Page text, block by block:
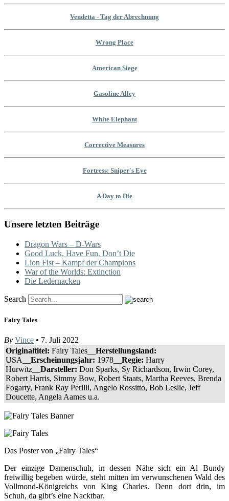
Vendetta - Tag der Abrechnung
Wrong Place
American Siege
Gasoline Alley
White Elephant
Corrective Measures
Fortress: Sniper's Eye
A Day to Die
Unsere letzten Beiträge
Dragon Wars – D-Wars
Good Luck, Have Fun, Don’t Die
Lion Fist – Kampf der Champions
War of the Worlds: Extinction
Die Ledernacken
Search
Fairy Tales
By Vince • 7. Juli 2022
Originaltitel: Fairy Tales__ Herstellungsland:
USA__ Erscheinungsjahr: 1978__ Regie: Harry
Hurwitz__ Darsteller: Don Sparks, Sy Richardson, Irwin Corey,
Robert Harris, Simmy Bow, Robert Staats, Martha Reeves, Brenda
Fogarty, Frank Ray Perilli, Angelo Rossitto, Bob Leslie, Jeff
Doucette, Angela Aames u.a.
Das Poster von „Fairy Tales“
Der einzige Damenschuh, in dessen Nähe sich ein Al Bundy
freiwillig begeben würde, steht mitten im verwunschenen Wald des
Vollmond-Königreichs von King Charles. Denn dort drin, im
Schuh, da gibt’s eine Nacktbar.